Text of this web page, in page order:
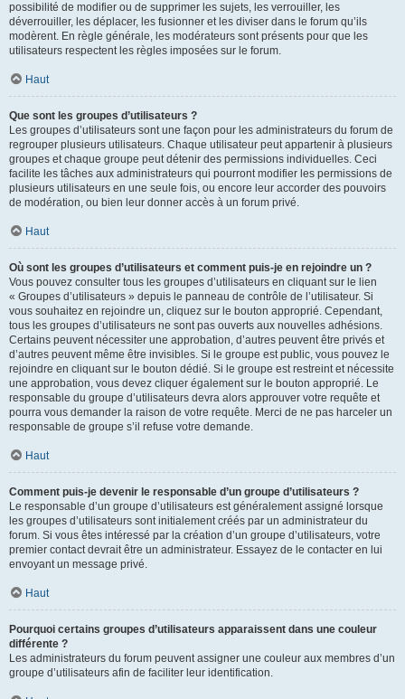
possibilité de modifier ou de supprimer les sujets, les verrouiller, les
déverrouiller, les déplacer, les fusionner et les diviser dans le forum qu’ils
modèrent. En règle générale, les modérateurs sont présents pour que les
utilisateurs respectent les règles imposées sur le forum.
Haut
Que sont les groupes d’utilisateurs ?
Les groupes d’utilisateurs sont une façon pour les administrateurs du forum de
regrouper plusieurs utilisateurs. Chaque utilisateur peut appartenir à plusieurs
groupes et chaque groupe peut détenir des permissions individuelles. Ceci
facilite les tâches aux administrateurs qui pourront modifier les permissions de
plusieurs utilisateurs en une seule fois, ou encore leur accorder des pouvoirs
de modération, ou bien leur donner accès à un forum privé.
Haut
Où sont les groupes d’utilisateurs et comment puis-je en rejoindre un ?
Vous pouvez consulter tous les groupes d’utilisateurs en cliquant sur le lien
« Groupes d’utilisateurs » depuis le panneau de contrôle de l’utilisateur. Si
vous souhaitez en rejoindre un, cliquez sur le bouton approprié. Cependant,
tous les groupes d’utilisateurs ne sont pas ouverts aux nouvelles adhésions.
Certains peuvent nécessiter une approbation, d’autres peuvent être privés et
d’autres peuvent même être invisibles. Si le groupe est public, vous pouvez le
rejoindre en cliquant sur le bouton dédié. Si le groupe est restreint et nécessite
une approbation, vous devez cliquer également sur le bouton approprié. Le
responsable du groupe d’utilisateurs devra alors approuver votre requête et
pourra vous demander la raison de votre requête. Merci de ne pas harceler un
responsable de groupe s’il refuse votre demande.
Haut
Comment puis-je devenir le responsable d’un groupe d’utilisateurs ?
Le responsable d’un groupe d’utilisateurs est généralement assigné lorsque
les groupes d’utilisateurs sont initialement créés par un administrateur du
forum. Si vous êtes intéressé par la création d’un groupe d’utilisateurs, votre
premier contact devrait être un administrateur. Essayez de le contacter en lui
envoyant un message privé.
Haut
Pourquoi certains groupes d’utilisateurs apparaissent dans une couleur
différente ?
Les administrateurs du forum peuvent assigner une couleur aux membres d’un
groupe d’utilisateurs afin de faciliter leur identification.